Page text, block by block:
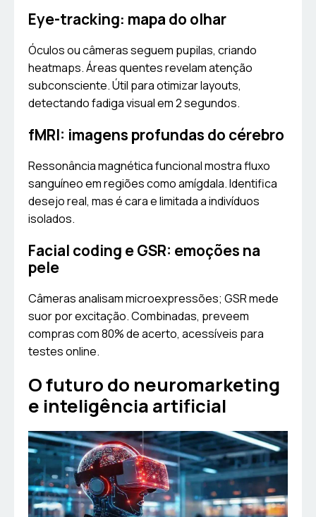
Eye-tracking: mapa do olhar
Óculos ou câmeras seguem pupilas, criando
heatmaps. Áreas quentes revelam atenção
subconsciente. Útil para otimizar layouts,
detectando fadiga visual em 2 segundos.
fMRI: imagens profundas do cérebro
Ressonância magnética funcional mostra fluxo
sanguíneo em regiões como amígdala. Identifica
desejo real, mas é cara e limitada a indivíduos
isolados.
Facial coding e GSR: emoções na
pele
Câmeras analisam microexpressões; GSR mede
suor por excitação. Combinadas, preveem
compras com 80% de acerto, acessíveis para
testes online.
O futuro do neuromarketing
e inteligência artificial